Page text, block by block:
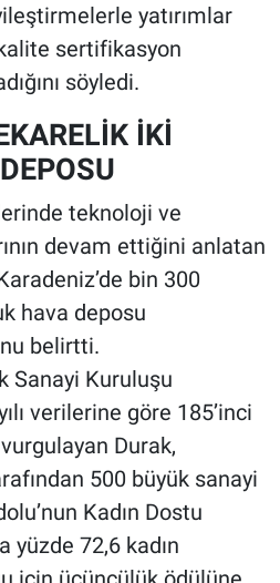
yatırımlar
sertifikasyon
söyledi.
İKİ
teknoloji ve
devam ettiğini anlatan
bin 300
hava deposu
belirtti.
Sanayi Kuruluşu
verilerine göre 185’inci
vurgulayan Durak,
500 büyük sanayi
Kadın Dostu
yüzde 72,6 kadın